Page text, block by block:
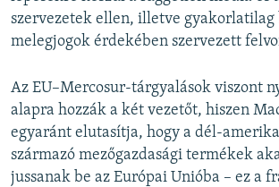
szervezetek ellen, illetve gyakorlatilag
melegjogok érdekében szervezett
Az EU–Mercosur-tárgyalások viszont
alapra hozzák a két vezetőt, hiszen
egyaránt elutasítja, hogy a dél-
származó mezőgazdasági termékek
jussanak be az Európai Unióba – ez a